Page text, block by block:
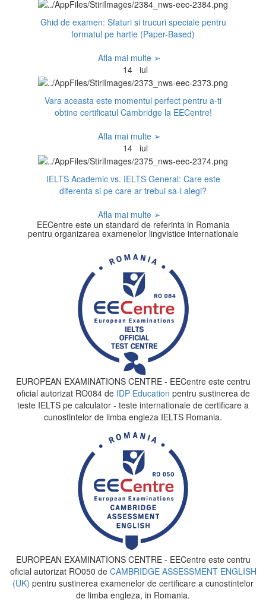
Ghid de examen: Sfaturi si trucuri speciale pentru
formatul pe hartie (Paper-Based)
Afla mai multe ➢
14 iul
Vara aceasta este momentul perfect pentru a-ti
obtine certificatul Cambridge la EECentre!
Afla mai multe ➢
14 iul
IELTS Academic vs. IELTS General: Care este
diferenta si pe care ar trebui sa-l alegi?
Afla mai multe ➢
EECentre este un standard de referinta in Romania
pentru organizarea examenelor lingvistice internationale
EUROPEAN EXAMINATIONS CENTRE - EECentre este centru
oficial autorizat RO084 de IDP Education pentru sustinerea de
teste IELTS pe calculator - teste internationale de certificare a
cunostintelor de limba engleza IELTS Romania.
EUROPEAN EXAMINATIONS CENTRE - EECentre este centru
oficial autorizat RO050 de CAMBRIDGE ASSESSMENT ENGLISH
(UK) pentru sustinerea examenelor de certificare a cunostintelor
de limba engleza, in Romania.